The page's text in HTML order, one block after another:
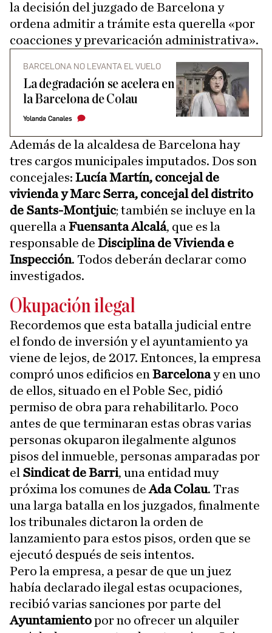
la decisión del juzgado de Barcelona y
ordena admitir a trámite esta querella «por
coacciones y prevaricación administrativa».
BARCELONA NO LEVANTA EL VUELO
La degradación se acelera en
la Barcelona de Colau
Yolanda Canales
Además de la alcaldesa de Barcelona hay
tres cargos municipales imputados. Dos son
concejales: Lucía Martín, concejal de
vivienda y Marc Serra, concejal del distrito
de Sants-Montjuic; también se incluye en la
querella a Fuensanta Alcalá, que es la
responsable de Disciplina de Vivienda e
Inspección. Todos deberán declarar como
investigados.
Okupación ilegal
Recordemos que esta batalla judicial entre
el fondo de inversión y el ayuntamiento ya
viene de lejos, de 2017. Entonces, la empresa
compró unos edificios en Barcelonay en uno
de ellos, situado en el Poble Sec, pidió
permiso de obra para rehabilitarlo. Poco
antes de que terminaran estas obras varias
personas okuparon ilegalmente algunos
pisos del inmueble, personas amparadas por
el Sindicat de Barri, una entidad muy
próxima los comunes deAda Colau. Tras
una larga batalla en los juzgados, finalmente
los tribunales dictaron la orden de
lanzamiento para estos pisos, orden que se
ejecutó después de seis intentos.
Pero la empresa, a pesar de que un juez
había declarado ilegal estas ocupaciones,
recibió varias sanciones por parte del
Ayuntamientopor no ofrecer un alquiler